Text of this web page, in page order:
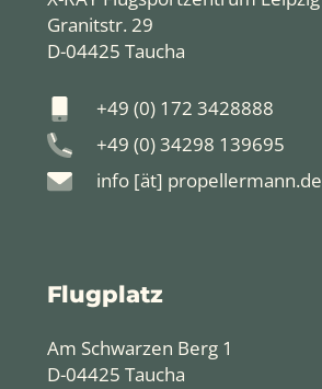
Granitstr. 29
D-04425 Taucha
+49 (0) 172 3428888
+49 (0) 34298 139695
info [ät] propellermann.de
Flugplatz
Am Schwarzen Berg 1
D-04425 Taucha